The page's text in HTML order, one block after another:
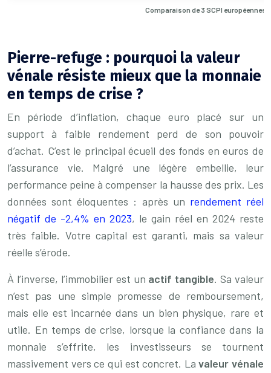
Comparaison de 3 SCPI européennes
Pierre-refuge : pourquoi la valeur
vénale résiste mieux que la monnaie
en temps de crise ?
En période d’inflation, chaque euro placé sur un
support à faible rendement perd de son pouvoir
d’achat. C’est le principal écueil des fonds en euros de
l’assurance vie. Malgré une légère embellie, leur
performance peine à compenser la hausse des prix. Les
données sont éloquentes : après un rendement réel
négatif de -2,4% en 2023, le gain réel en 2024 reste
très faible. Votre capital est garanti, mais sa valeur
réelle s’érode.
À l’inverse, l’immobilier est un actif tangible. Sa valeur
n’est pas une simple promesse de remboursement,
mais elle est incarnée dans un bien physique, rare et
utile. En temps de crise, lorsque la confiance dans la
monnaie s’effrite, les investisseurs se tournent
massivement vers ce qui est concret. Lavaleur vénale